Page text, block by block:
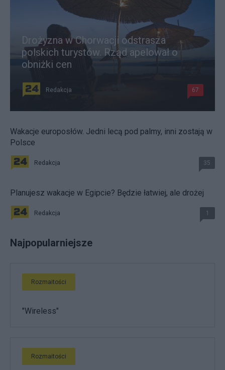
Drożyzna w Chorwacji odstrasza
polskich turystów. Rząd apelował o
obniżki cen
Redakcja 67
Wakacje europosłów. Jedni lecą pod palmy, inni zostają w
Polsce
Redakcja 35
Planujesz wakacje w Egipcie? Będzie łatwiej, ale drożej
Redakcja 1
Najpopularniejsze
Rozmaitości
"Wireless"
Rozmaitości